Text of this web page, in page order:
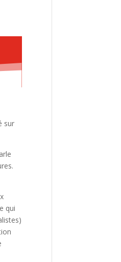
sur
qui